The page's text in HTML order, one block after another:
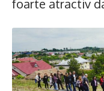
foarte atractiv